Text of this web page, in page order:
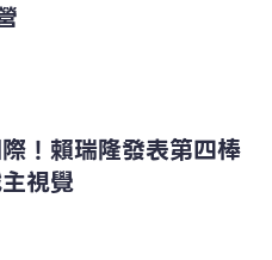
！賴瑞隆發表第四棒
視覺